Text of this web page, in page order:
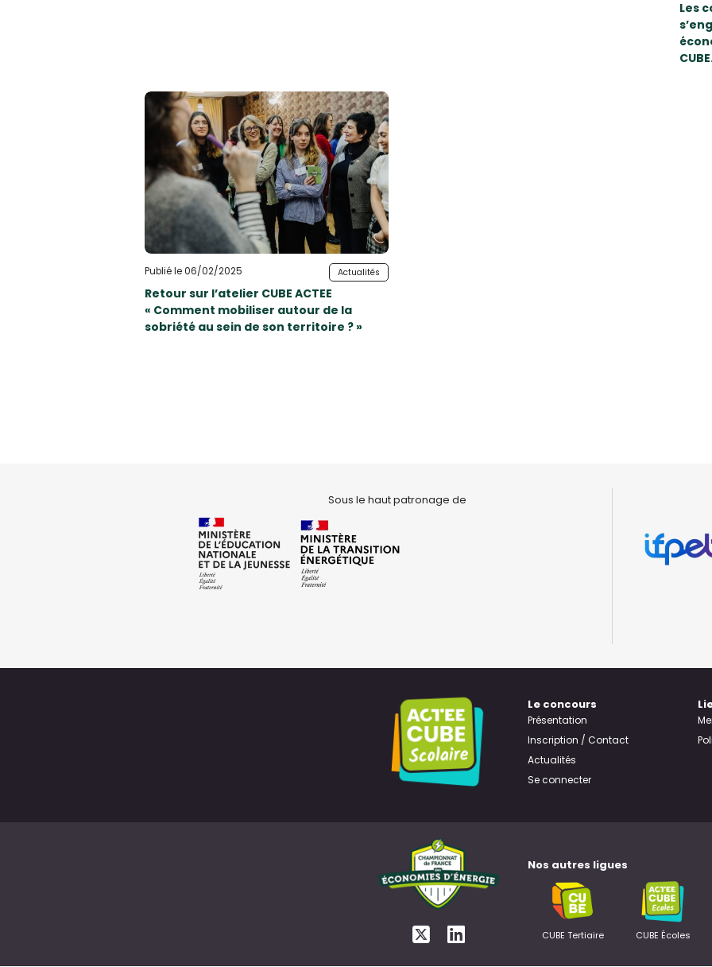
Les
Publié le 06/02/2025 Actualités
Retour sur l’atelier CUBE ACTEE
« Comment mobiliser autour de la
sobriété au sein de son territoire ? »
Sous le haut patronage de
Le concours
Présentation
Inscription / Contact
Actualités
Se connecter
Nos autres ligues
CUBE Tertiaire CUBE Écoles